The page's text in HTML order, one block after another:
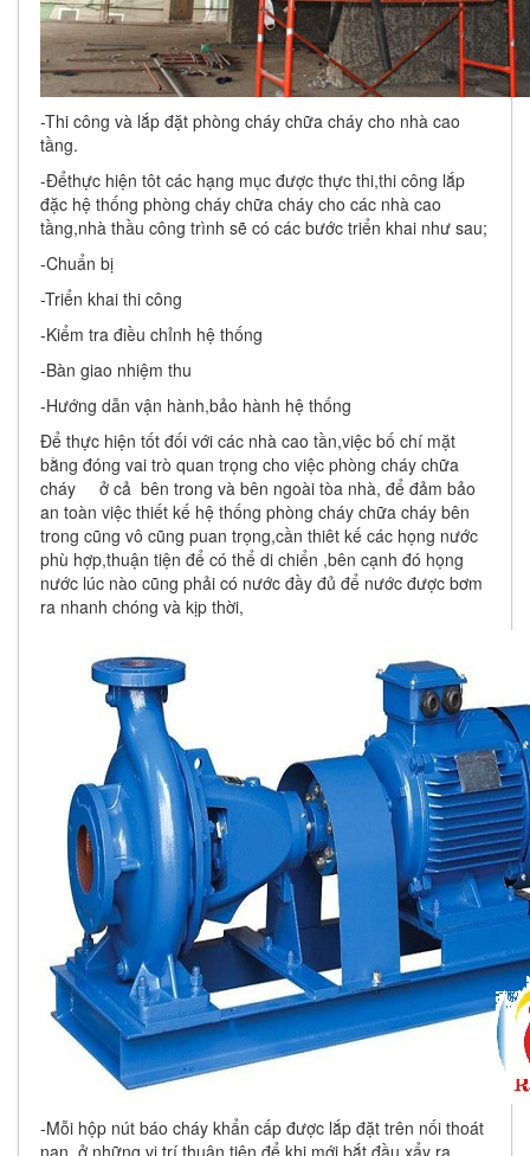
-Thi công và lắp đặt phòng cháy chữa cháy cho nhà cao
tầng.
-Đểthực hiện tôt các hạng mục được thực thi,thi công lắp
đặc hệ thống phòng cháy chữa cháy cho các nhà cao
tầng,nhà thầu công trình sẽ có các bước triển khai như sau;
-Chuẩn bị
-Triển khai thi công
-Kiểm tra điều chỉnh hệ thống
-Bàn giao nhiệm thu
-Hướng dẫn vận hành,bảo hành hệ thống
Để thực hiện tốt đối với các nhà cao tần,việc bố chí mặt
bằng đóng vai trò quan trọng cho việc phòng cháy chữa
cháy ở cả bên trong và bên ngoài tòa nhà, để đảm bảo
an toàn việc thiết kế hệ thống phòng cháy chữa cháy bên
trong cũng vô cũng puan trọng,cần thiêt kế các họng nước
phù hợp,thuận tiện để có thể di chiển ,bên cạnh đó họng
nước lúc nào cũng phải có nước đầy đủ để nước được bơm
ra nhanh chóng và kịp thời,
-Mỗi hộp nút báo cháy khẩn cấp được lắp đặt trên nối thoát
nạn, ở những vị trí thuận tiện để khi mới bắt đầu xẩy ra